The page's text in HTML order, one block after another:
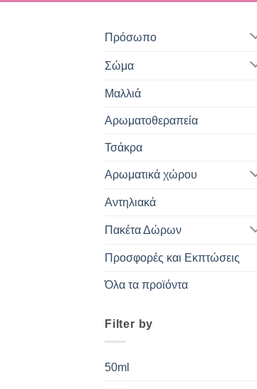
Πρόσωπο
Σώμα
Μαλλιά
Αρωματοθεραπεία
Τσάκρα
Αρωματικά χώρου
Αντηλιακά
Πακέτα Δώρων
Προσφορές και Εκπτώσεις
Όλα τα προϊόντα
Filter by
50ml